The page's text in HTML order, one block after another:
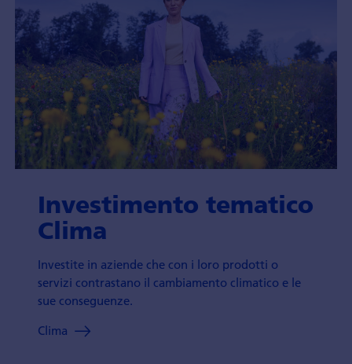
Investimento tematico
Clima
Investite in aziende che con i loro prodotti o
servizi contrastano il cambiamento climatico e le
sue conseguenze.
Clima